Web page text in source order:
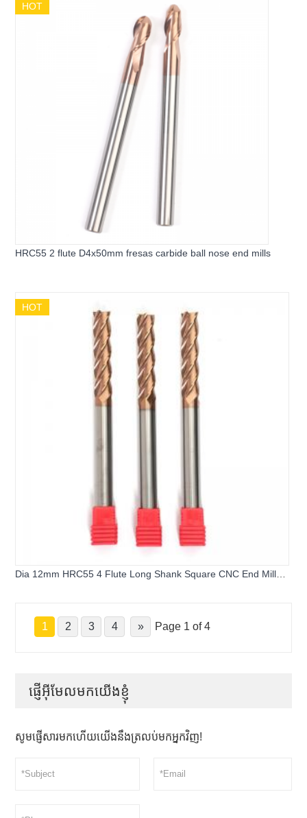
HOT
HRC55 2 flute D4x50mm fresas carbide ball nose end mills
HOT
Dia 12mm HRC55 4 Flute Long Shank Square CNC End Mill
1 2 3 4 » Page 1 of 4
ផ្ញើអ៊ីមែលមកយើងខ្ញុំ
សូមផ្ញើសារមកហើយយើងនឹងត្រលប់មកអ្នកវិញ!